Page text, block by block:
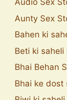
Audio Sex
Aunty Sex
Bahen ki
Beti ki
Bhai Behan
Bhai ke dost